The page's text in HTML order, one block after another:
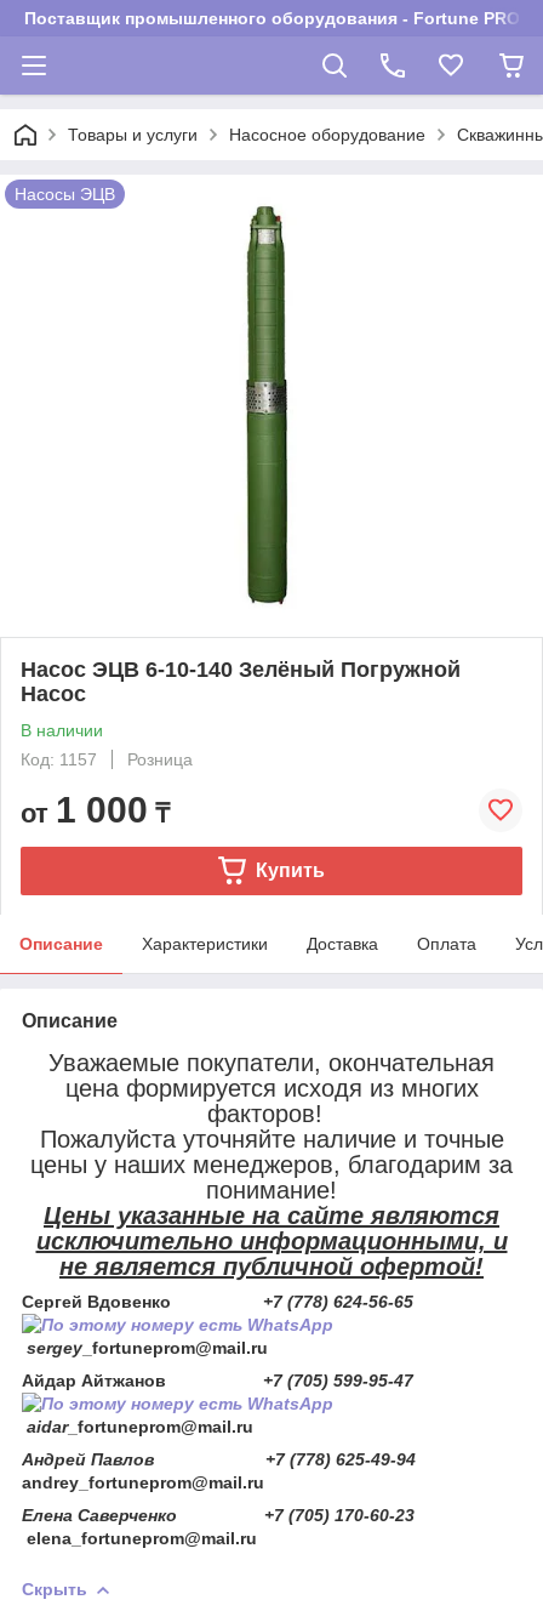
Поставщик промышленного оборудования - Fortune PROM
Товары и услуги Насосное оборудование
Насосы ЭЦВ
Насос ЭЦВ 6-10-140 Зелёный Погружной
Насос
В наличии
Код: 1157
Розница
от 1 000 ₸
Купить
Описание Характеристики Доставка Оплата
Описание
Уважаемые покупатели, окончательная
цена формируется исходя из многих
факторов!
Пожалуйста уточняйте наличие и точные
цены у наших менеджеров, благодарим за
понимание!
Цены указанные на сайте являются
исключительно информационными, и
не является публичной офертой!
Сергей Вдовенко +7 (778) 624-56-65
sergey _fortuneprom@mail.ru
Айдар Айтжанов
+7 (705) 599-95-47
aidar_fortuneprom@mail.ru
Андрей Павлов +7 (778) 625-49-94
andrey_fortuneprom@mail.ru
Елена Саверченко +7 (705) 170-60-23
elena_fortuneprom@mail.ru
Скрыть